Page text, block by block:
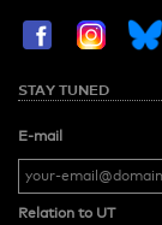
STAY TUNED
E-mail
Relation to UT